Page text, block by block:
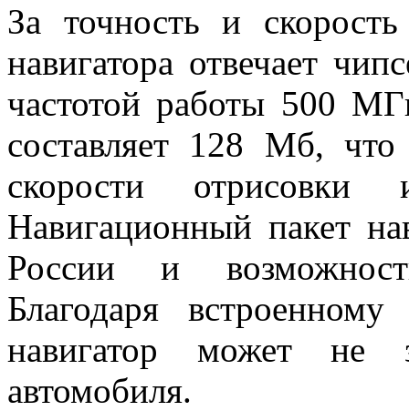
За точность и
навигатора отвечает
частотой работы 500
составляет 128 Мб, что
скорости отрисовки
Навигационный пакет
России и
Благодаря
навигатор может не
автомобиля.